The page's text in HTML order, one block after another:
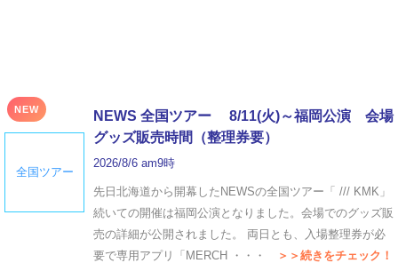
NEW
全国ツアー
NEWS 全国ツアー 8/11(火)～福岡公演 会場
グッズ販売時間（整理券要）
2026/8/6 am9時
先日北海道から開幕したNEWSの全国ツアー「 /// KMK」
続いての開催は福岡公演となりました。会場でのグッズ販
売の詳細が公開されました。 両日とも、入場整理券が必
要で専用アプリ「MERCH ・・・
＞＞続きをチェック！